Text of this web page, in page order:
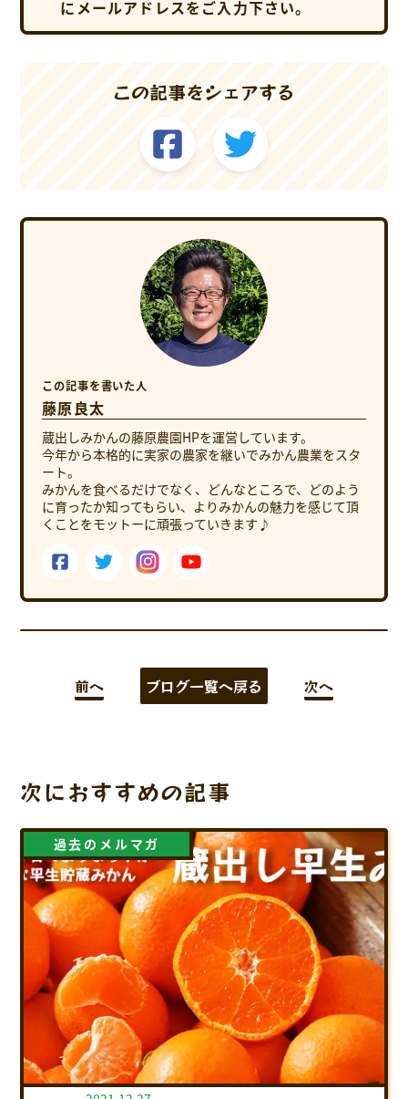
にメールアドレスをご入力下さい。
この記事をシェアする
この記事を書いた人
藤原良太
蔵出しみかんの藤原農園HPを運営しています。
今年から本格的に実家の農家を継いでみかん農業をスタ
ート。
みかんを食べるだけでなく、どんなところで、どのよう
に育ったか知ってもらい、よりみかんの魅力を感じて頂
くことをモットーに頑張っていきます♪
前へ ブログ一覧へ戻る 次へ
次におすすめの記事
過去のメルマガ